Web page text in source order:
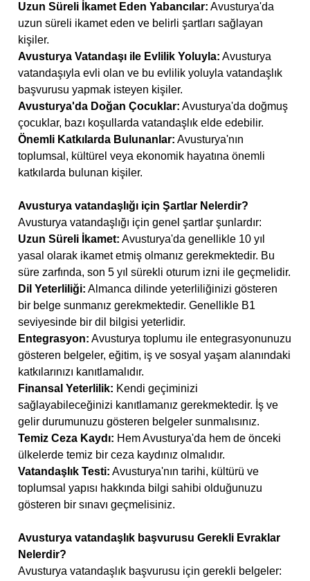
Uzun Süreli İkamet Eden Yabancılar: Avusturya'da
uzun süreli ikamet eden ve belirli şartları sağlayan
kişiler.
Avusturya Vatandaşı ile Evlilik Yoluyla: Avusturya
vatandaşıyla evli olan ve bu evlilik yoluyla vatandaşlık
başvurusu yapmak isteyen kişiler.
Avusturya'da Doğan Çocuklar: Avusturya'da doğmuş
çocuklar, bazı koşullarda vatandaşlık elde edebilir.
Önemli Katkılarda Bulunanlar: Avusturya'nın
toplumsal, kültürel veya ekonomik hayatına önemli
katkılarda bulunan kişiler.
Avusturya vatandaşlığı için Şartlar Nelerdir?
Avusturya vatandaşlığı için genel şartlar şunlardır:
Uzun Süreli İkamet: Avusturya'da genellikle 10 yıl
yasal olarak ikamet etmiş olmanız gerekmektedir. Bu
süre zarfında, son 5 yıl sürekli oturum izni ile geçmelidir.
Dil Yeterliliği: Almanca dilinde yeterliliğinizi gösteren
bir belge sunmanız gerekmektedir. Genellikle B1
seviyesinde bir dil bilgisi yeterlidir.
Entegrasyon: Avusturya toplumu ile entegrasyonunuzu
gösteren belgeler, eğitim, iş ve sosyal yaşam alanındaki
katkılarınızı kanıtlamalıdır.
Finansal Yeterlilik: Kendi geçiminizi
sağlayabileceğinizi kanıtlamanız gerekmektedir. İş ve
gelir durumunuzu gösteren belgeler sunmalısınız.
Temiz Ceza Kaydı: Hem Avusturya'da hem de önceki
ülkelerde temiz bir ceza kaydınız olmalıdır.
Vatandaşlık Testi: Avusturya'nın tarihi, kültürü ve
toplumsal yapısı hakkında bilgi sahibi olduğunuzu
gösteren bir sınavı geçmelisiniz.
Avusturya vatandaşlık başvurusu Gerekli Evraklar
Nelerdir?
Avusturya vatandaşlık başvurusu için gerekli belgeler: